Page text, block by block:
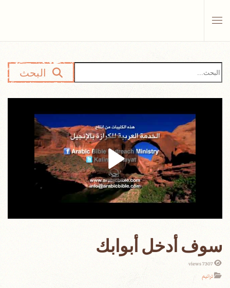
البحث
سوف أدخل أبوابك
7307 views
ترانيم